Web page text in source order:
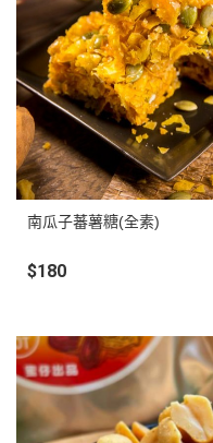
南瓜子蕃薯糖(全素)
$180